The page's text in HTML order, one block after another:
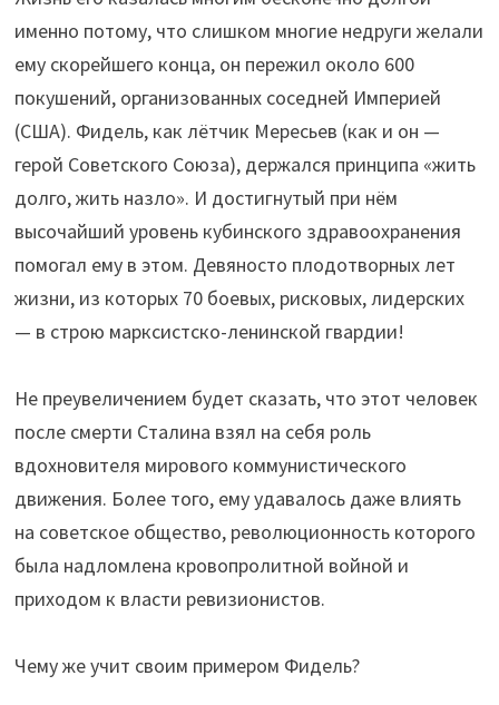
именно потому, что слишком многие недруги желали
ему скорейшего конца, он пережил около 600
покушений, организованных соседней Империей
(США). Фидель, как лётчик Мересьев (как и он —
герой Советского Союза), держался принципа «жить
долго, жить назло». И достигнутый при нём
высочайший уровень кубинского здравоохранения
помогал ему в этом. Девяносто плодотворных лет
жизни, из которых 70 боевых, рисковых, лидерских
— в строю марксистско-ленинской гвардии!
Не преувеличением будет сказать, что этот человек
после смерти Сталина взял на себя роль
вдохновителя мирового коммунистического
движения. Более того, ему удавалось даже влиять
на советское общество, революционность которого
была надломлена кровопролитной войной и
приходом к власти ревизионистов.
Чему же учит своим примером Фидель?